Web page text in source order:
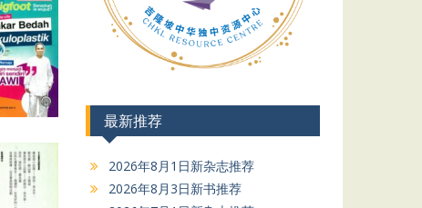
最新推荐
2026年8月1日新杂志推荐
2026年8月3日新书推荐